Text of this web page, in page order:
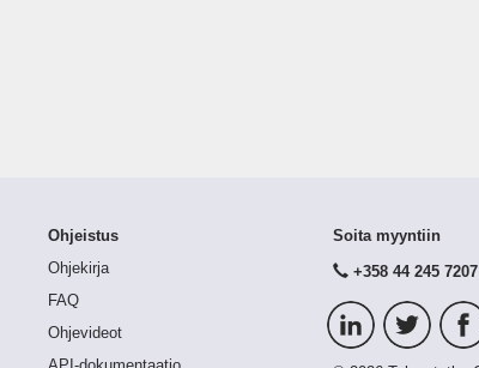
Ohjeistus
Ohjekirja
FAQ
Ohjevideot
Soita myyntiin
+358 44 245 7207